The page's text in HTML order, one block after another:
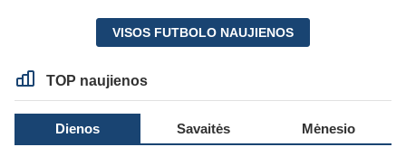
VISOS FUTBOLO NAUJIENOS
TOP naujienos
Dienos Savaitės Mėnesio